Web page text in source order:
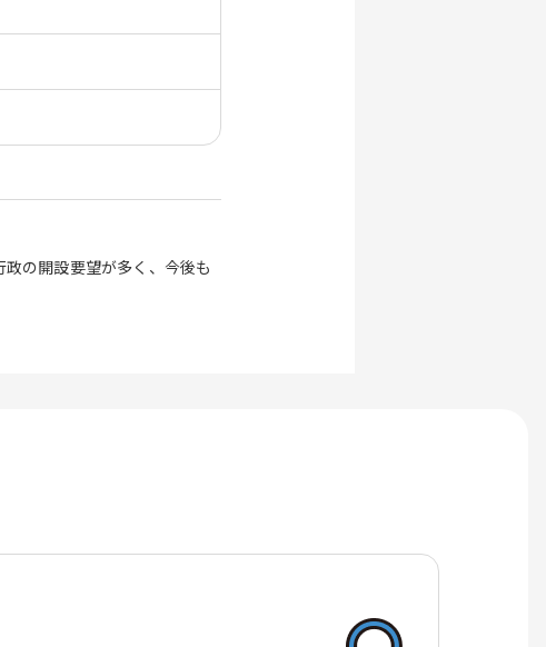
の開設要望が多く、今後も